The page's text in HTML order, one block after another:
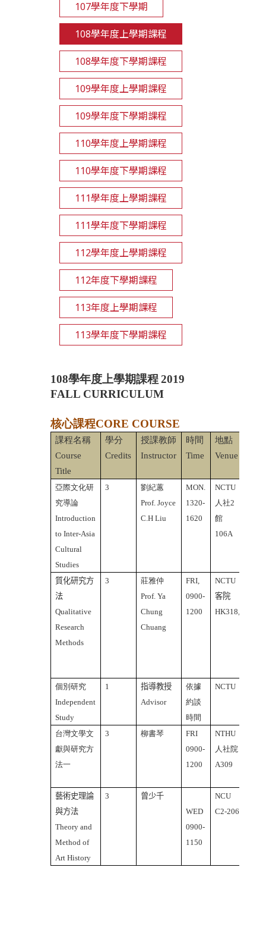
107學年度下學期
108學年度上學期課程
108學年度下學期課程
109學年度上學期課程
109學年度下學期課程
110學年度上學期課程
110學年度下學期課程
111學年度上學期課程
111學年度下學期課程
112學年度上學期課程
112年度下學期課程
113年度上學期課程
113學年度下學期課程
108學年度上學期課程 2019
FALL CURRICULUM
核心課程CORE COURSE
課程名稱
Course
Title
學分
Credits
授課教師
Instructor
時間
Time
地點
Venue
亞際文化研
究導論
Introduction
to Inter-Asia
Cultural
Studies
3
劉紀蕙
Prof. Joyce
C.H Liu
MON.
1320-
1620
NCTU
人社2
館
106A
質化研究方
法
Qualitative
Research
Methods
3
莊雅仲
Prof. Ya
Chung
Chuang
FRI,
0900-
1200
NCTU
客院
HK318,
個別研究
Independent
Study
1
指導教授
Advisor
依據
約談
時間
NCTU
台灣文學文
獻與研究方
法一
3 柳書琴
FRI
0900-
1200
NTHU
人社院
A309
藝術史理論
與方法
Theory and
Method of
Art History
3
曾少千
WED
0900-
1150
NCU
C2-206